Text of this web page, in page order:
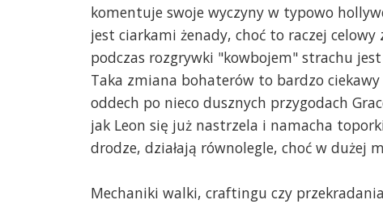
komentuje swoje wyczyny w typowo
jest ciarkami żenady, choć to raczej
podczas rozgrywki "kowbojem" strachu
Taka zmiana bohaterów to bardzo
oddech po nieco dusznych przygodach
jak Leon się już nastrzela i namacha
drodze, działają równolegle, choć w dużej
Mechaniki walki, craftingu czy